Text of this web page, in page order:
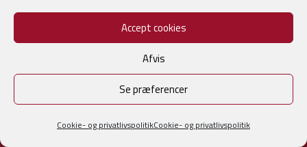
Accept cookies
Afvis
Se præferencer
Cookie- og privatlivspolitikCookie- og privatlivspolitik
Få din egen digitale